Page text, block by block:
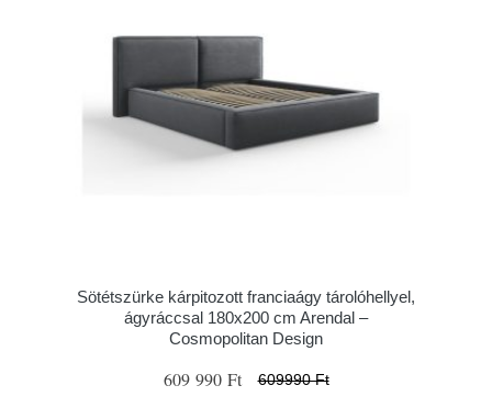
Sötétszürke kárpitozott franciaágy tárolóhellyel,
ágyráccsal 180x200 cm Arendal –
Cosmopolitan Design
609 990 Ft 609990 Ft